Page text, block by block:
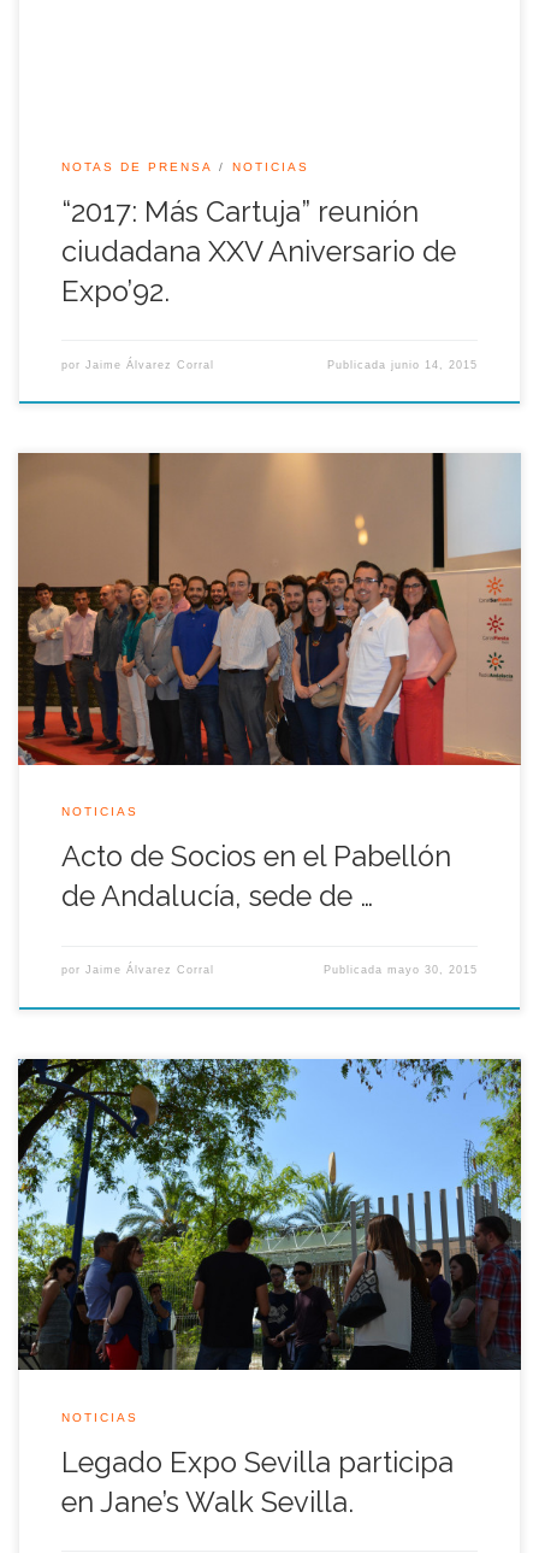
NOTAS DE PRENSA NOTICIAS
“2017: Más Cartuja” reunión
ciudadana XXV Aniversario de
Expo’92.
por Jaime Álvarez Corral Publicadajunio 14, 2015
Este pasado viernes 29 de Mayo, los socios de Legado Expo
han celebrado uno de sus actos en el Pabellón de Andalucía
sede de la RTVA, en la Isla de la Cartuja, con motivo del
reestreno de la película <<Momentum>> y el homenaje
realizado a nuestro reciente socio de honor, […]
NOTICIAS
Acto de Socios en el Pabellón
de Andalucía, sede de …
por Jaime Álvarez Corral Publicadamayo 30, 2015
En la mañana del sábado 2 de Mayo, Legado Expo Sevilla ha
participado en la segunda edición de la Jane’s Walk Sevilla,
una iniciativa no partidista que se esfuerza por abrir sus
paseos a una amplia gama de voces y diferentes ideas que
enriquezcan los debates sobre la ciudad, los […]
NOTICIAS
Legado Expo Sevilla participa
en Jane’s Walk Sevilla.